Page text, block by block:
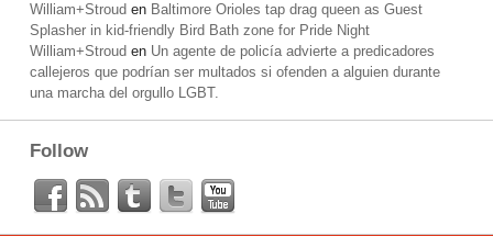
William+Stroud en Baltimore Orioles tap drag queen as Guest
Splasher in kid-friendly Bird Bath zone for Pride Night
William+Stroud en Un agente de policía advierte a predicadores
callejeros que podrían ser multados si ofenden a alguien durante
una marcha del orgullo LGBT.
Follow